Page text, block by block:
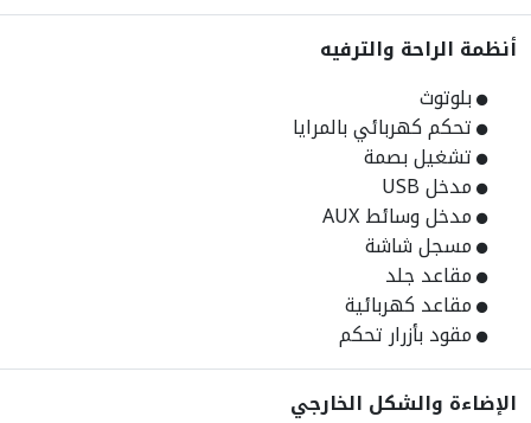
أنظمة الراحة والترفيه
بلوتوث
تحكم كهربائي بالمرايا
تشغيل بصمة
مدخل USB
مدخل وسائط AUX
مسجل شاشة
مقاعد جلد
مقاعد كهربائية
مقود بأزرار تحكم
الإضاءة والشكل الخارجي